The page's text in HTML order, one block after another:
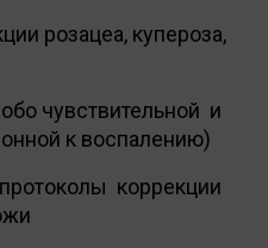
розацеа, купероза,
чувствительной и
к воспалению)
коррекции